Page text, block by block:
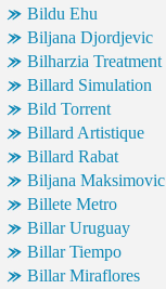
Bildu Ehu
Biljana Djordjevic
Bilharzia Treatment
Billard Simulation
Bild Torrent
Billard Artistique
Billard Rabat
Biljana Maksimovic
Billete Metro
Billar Uruguay
Billar Tiempo
Billar Miraflores